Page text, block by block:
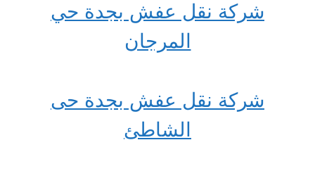
شركة نقل عفش بجدة حي
المرجان
شركة نقل عفش بجدة حى
الشاطئ